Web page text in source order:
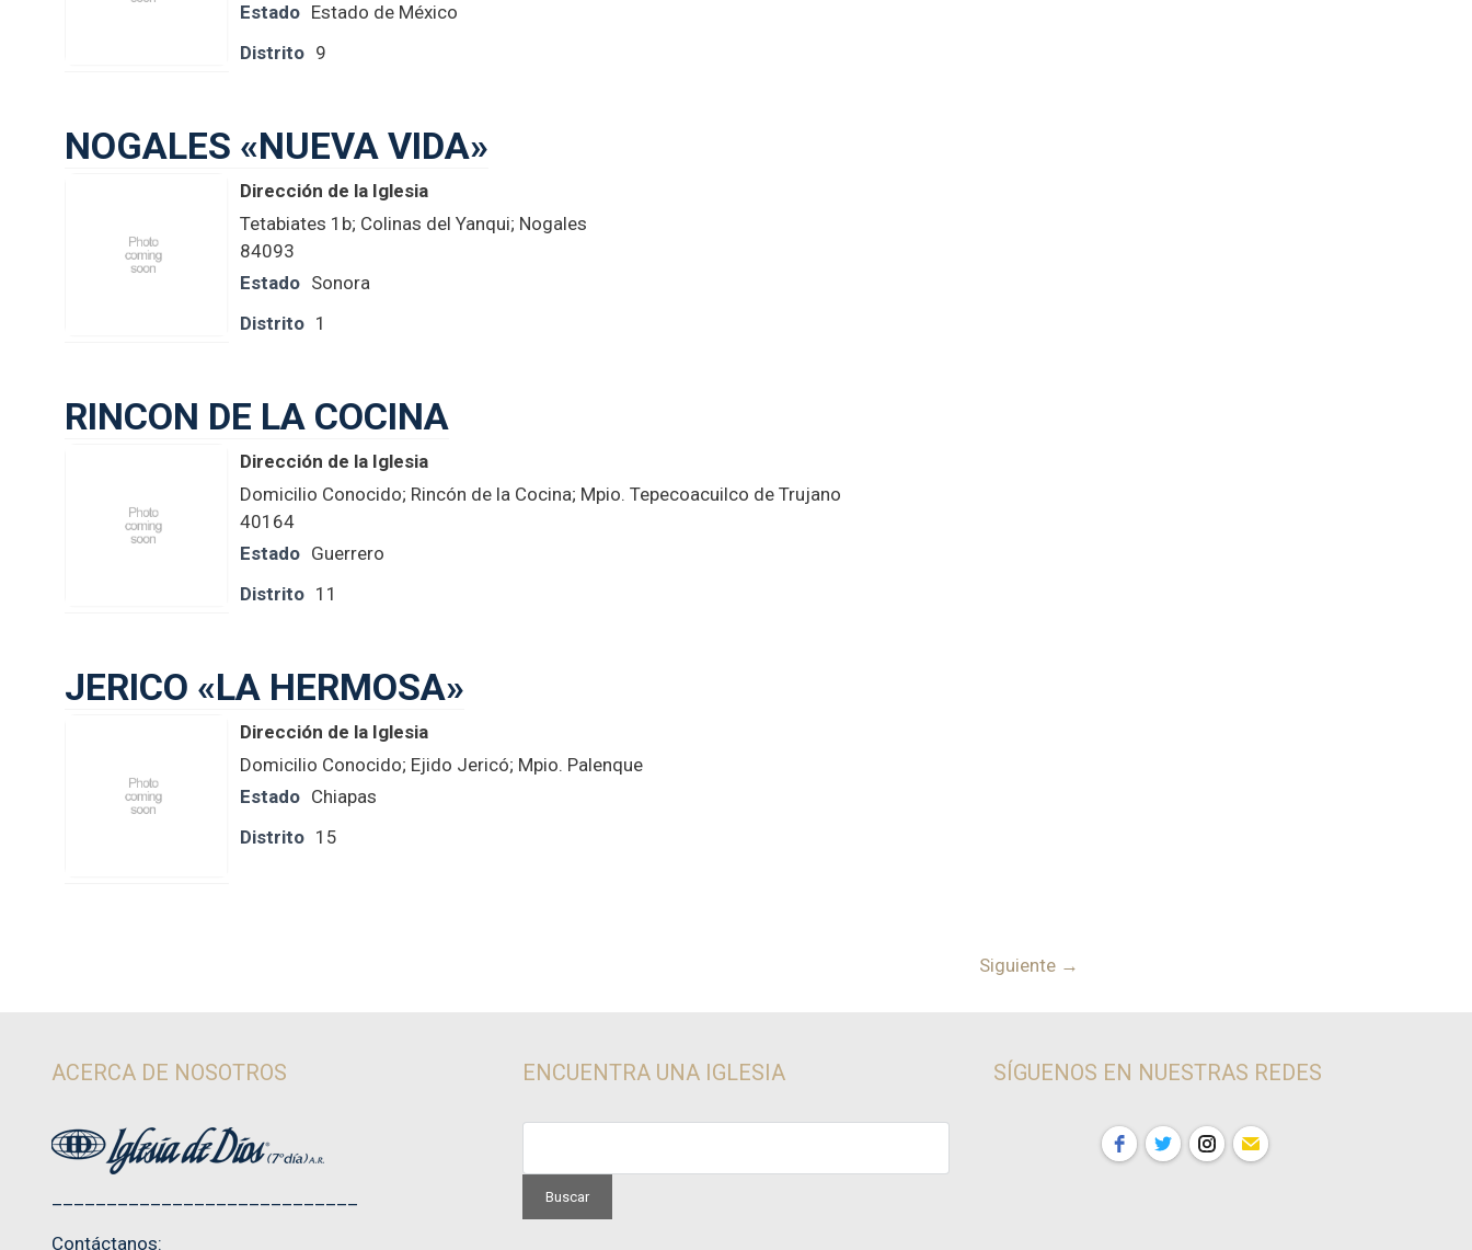
Estado Estado de México
Distrito 9
NOGALES «NUEVA VIDA»
Dirección de la Iglesia
Tetabiates 1b; Colinas del Yanqui; Nogales
84093
Estado Sonora
Distrito 1
RINCON DE LA COCINA
Dirección de la Iglesia
Domicilio Conocido; Rincón de la Cocina; Mpio. Tepecoacuilco de Trujano
40164
Estado Guerrero
Distrito 11
JERICO «LA HERMOSA»
Dirección de la Iglesia
Domicilio Conocido; Ejido Jericó; Mpio. Palenque
Estado Chiapas
Distrito 15
Siguiente →
ACERCA DE NOSOTROS
Contáctanos:
ENCUENTRA UNA IGLESIA SÍGUENOS EN NUESTRAS REDES